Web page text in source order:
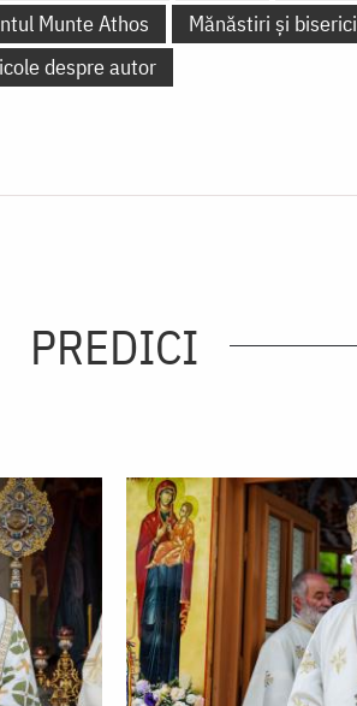
Munte Athos
Mănăstiri și biserici
despre autor
PREDICI